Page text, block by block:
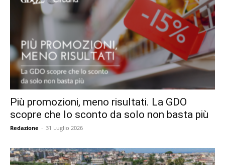
Più promozioni, meno risultati. La GDO
scopre che lo sconto da solo non basta più
Redazione - 31 Luglio 2026